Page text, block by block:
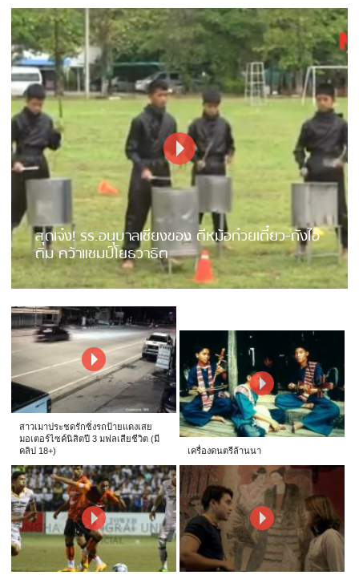
สุดเจ๋ง! รร.อนุบาลเชียงของ ตีหม้อก๋วยเตี๋ยว-ถังไอ
ติม คว้าแชมป์โยธวาธิต
สาวเมาประชดรักซิ่งรถป้ายแดงเสย
มอเตอร์ไซค์นิสิตปี 3 มฟลเสียชีวิต (มี
คลิป 18+)
เครื่องดนตรีล้านนา